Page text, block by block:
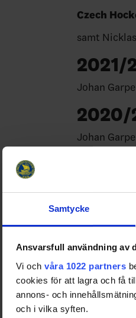
Samtycke
Ansvarsfull användning av
Vi och våra 1022 partners
cookies för att lagra och få
annons- och
och i vilka syften.
Czech
samt
2021/
Johan
2020/
Johan
2018/
2017/
Rikard